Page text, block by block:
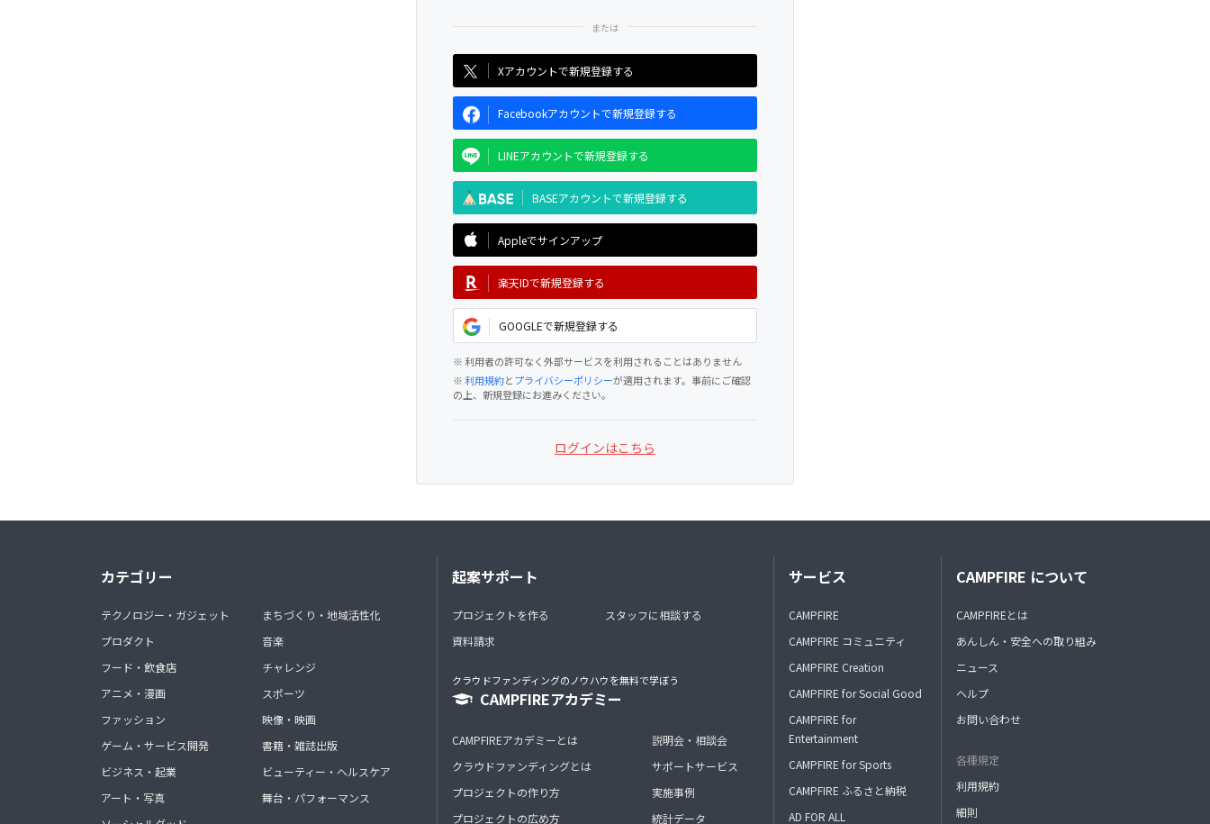
Xアカウントで新規登録する
Facebookアカウントで新規登録する
LINEアカウントで新規登録する
BASEアカウントで新規登録する
Appleでサインアップ
楽天IDで新規登録する
GOOGLEで新規登録する
※ 利用者の許可なく外部サービスを利用されることはありません
※利用規約とプライバシーポリシーが適用されます。事前にご確認
の上、新規登録にお進みください。
ログインはこちら
カテゴリー
テクノロジー・ガジェット
プロダクト
フード・飲食店
アニメ・漫画
ファッション
ゲーム・サービス開発
ビジネス・起業
アート・写真
まちづくり・地域活性化
音楽
チャレンジ
スポーツ
映像・映画
書籍・雑誌出版
ビューティー・ヘルスケア
舞台・パフォーマンス
起案サポート
プロジェクトを作る
資料請求
スタッフに相談する
クラウドファンディングのノウハウを無料で学ぼう
CAMPFIREアカデミー
CAMPFIREアカデミーとは
クラウドファンディングとは
プロジェクトの作り方
プロジェクトの広め方
説明会・相談会
サポートサービス
実施事例
統計データ
サービス
CAMPFIRE
CAMPFIRE コミュニティ
CAMPFIRE Creation
CAMPFIRE for Social Good
CAMPFIRE for
Entertainment
CAMPFIRE for Sports
CAMPFIRE ふるさと納税
AD FOR ALL
CAMPFIRE について
CAMPFIREとは
あんしん・安全への取り組み
ニュース
ヘルプ
お問い合わせ
各種規定
利用規約
細則